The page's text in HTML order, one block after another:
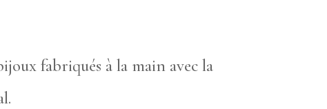
fabriqués à la main avec la